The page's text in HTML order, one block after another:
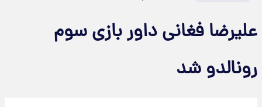
علیرضا فغانی داور بازی سوم
رونالدو شد